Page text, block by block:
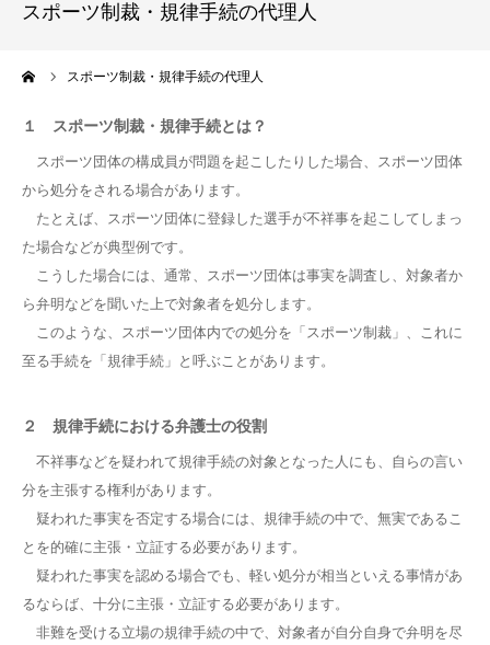
スポーツ制裁・規律手続の代理人
スポーツ制裁・規律手続の代理人
１ スポーツ制裁・規律手続とは？
スポーツ団体の構成員が問題を起こしたりした場合、スポーツ団体
から処分をされる場合があります。
たとえば、スポーツ団体に登録した選手が不祥事を起こしてしまっ
た場合などが典型例です。
こうした場合には、通常、スポーツ団体は事実を調査し、対象者か
ら弁明などを聞いた上で対象者を処分します。
このような、スポーツ団体内での処分を「スポーツ制裁」、これに
至る手続を「規律手続」と呼ぶことがあります。
２ 規律手続における弁護士の役割
不祥事などを疑われて規律手続の対象となった人にも、自らの言い
分を主張する権利があります。
疑われた事実を否定する場合には、規律手続の中で、無実であるこ
とを的確に主張・立証する必要があります。
疑われた事実を認める場合でも、軽い処分が相当といえる事情があ
るならば、十分に主張・立証する必要があります。
非難を受ける立場の規律手続の中で、対象者が自分自身で弁明を尽